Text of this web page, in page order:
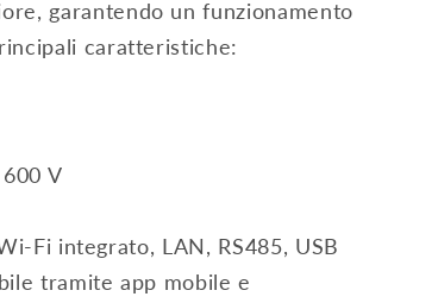
garantendo un funzionamento
caratteristiche:
600 V
Fi integrato, LAN, RS485, USB
tramite app mobile e